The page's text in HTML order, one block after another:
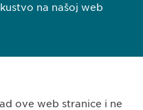
na našoj web
ove web stranice i ne